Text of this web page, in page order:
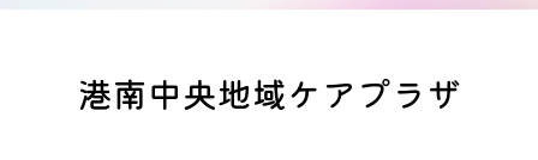
港南中央地域ケアプラザ